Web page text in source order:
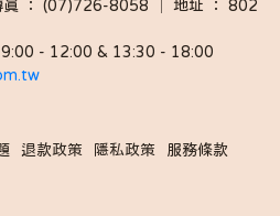
： (07)726-8058 │ 地址 ： 802
9:00 - 12:00 & 13:30 - 18:00
退款政策 隱私政策 服務條款